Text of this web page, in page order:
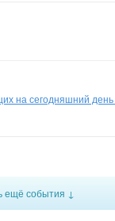
на сегодняшний
ещё события ↓